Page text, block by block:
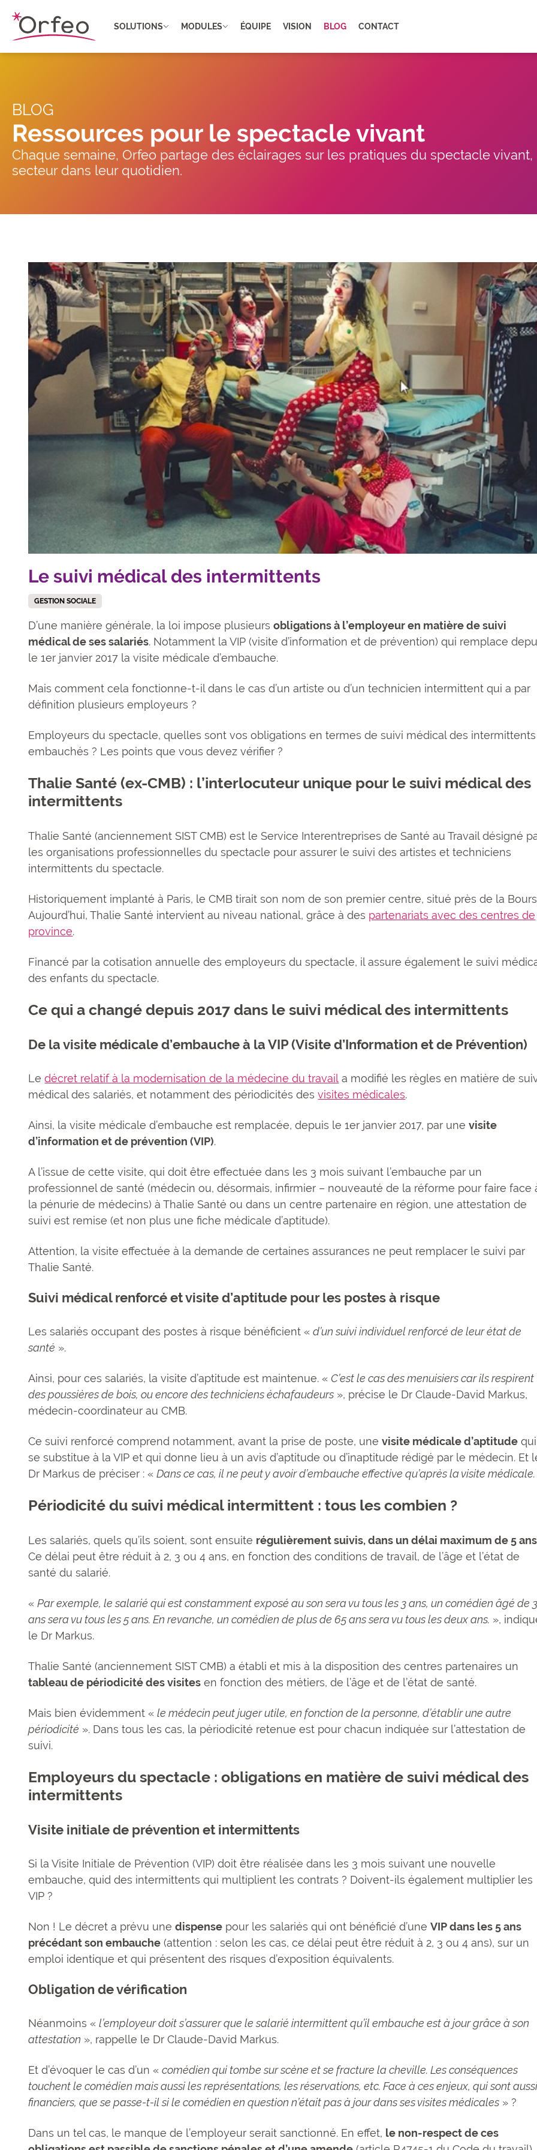
SOLUTIONS MODULES ÉQUIPE VISION BLOG CONTACT
BLOG
Ressources pour le spectacle vivant
Chaque semaine, Orfeo partage des éclairages sur les pratiques du spectacle
secteur dans leur quotidien.
Le suivi médical des intermittents
GESTION SOCIALE
D’une manière générale, la loi impose plusieursobligations à l’employeur en matière de suivi
médical de ses salariés. Notamment la VIP (visite d’information et de prévention) qui remplace
le 1er janvier 2017 la visite médicale d’embauche.
Mais comment cela fonctionne-t-il dans le cas d’un artiste ou d’un technicien intermittent qui a par
définition plusieurs employeurs ?
Employeurs du spectacle, quelles sont vos obligations en termes de suivi médical des intermittents
embauchés ? Les points que vous devez vérifier ?
Thalie Santé (ex-CMB) : l’interlocuteur unique pour le suivi médical des
intermittents
Thalie Santé (anciennement SIST CMB) est le Service Interentreprises de Santé au Travail désigné
les organisations professionnelles du spectacle pour assurer le suivi des artistes et techniciens
intermittents du spectacle.
Historiquement implanté à Paris, le CMB tirait son nom de son premier centre, situé près de la
Aujourd’hui, Thalie Santé intervient au niveau national, grâce à des partenariats avec des centres de
province.
Financé par la cotisation annuelle des employeurs du spectacle, il assure également le suivi
des enfants du spectacle.
Ce qui a changé depuis 2017 dans le suivi médical des intermittents
De la visite médicale d’embauche à la VIP (Visite d’Information et de Prévention)
Ledécret relatif à la modernisation de la médecine du travail a modifié les règles en matière de
médical des salariés, et notamment des périodicités desvisites médicales.
Ainsi, la visite médicale d’embauche est remplacée, depuis le 1er janvier 2017, par unevisite
d’information et de prévention (VIP).
A l’issue de cette visite, qui doit être effectuée dans les 3 mois suivant l’embauche par un
professionnel de santé (médecin ou, désormais, infirmier – nouveauté de la réforme pour faire face
la pénurie de médecins) à Thalie Santé ou dans un centre partenaire en région, une attestation de
suivi est remise (et non plus une fiche médicale d’aptitude).
Attention, la visite effectuée à la demande de certaines assurances ne peut remplacer le suivi par
Thalie Santé.
Suivi médical renforcé et visite d’aptitude pour les postes à risque
Les salariés occupant des postes à risque bénéficient «d’un suivi individuel renforcé de leur état de
santé ».
Ainsi, pour ces salariés, la visite d’aptitude est maintenue. «C’est le cas des menuisiers car ils respirent
des poussières de bois, ou encore des techniciens échafaudeurs », précise le Dr Claude-David Markus,
médecin-coordinateur au CMB.
Ce suivi renforcé comprend notamment, avant la prise de poste, unevisite médicale d’aptitude qui
se substitue à la VIP et qui donne lieu à un avis d’aptitude ou d’inaptitude rédigé par le médecin. Et
Dr Markus de préciser : «Dans ce cas, il ne peut y avoir d’embauche effective qu’après la visite médicale.
Périodicité du suivi médical intermittent : tous les combien ?
Les salariés, quels qu’ils soient, sont ensuite régulièrement suivis, dans un délai maximum de 5 ans
Ce délai peut être réduit à 2, 3 ou 4 ans, en fonction des conditions de travail, de l’âge et l’état de
santé du salarié.
«Par exemple, le salarié qui est constamment exposé au son sera vu tous les 3 ans, un comédien âgé de
ans sera vu tous les 5 ans. En revanche, un comédien de plus de 65 ans sera vu tous les deux ans. »,
le Dr Markus.
Thalie Santé (anciennement SIST CMB) a établi et mis à la disposition des centres partenaires un
tableau de périodicité des visites en fonction des métiers, de l’âge et de l’état de santé.
Mais bien évidemment «le médecin peut juger utile, en fonction de la personne, d’établir une autre
périodicité ». Dans tous les cas, la périodicité retenue est pour chacun indiquée sur l’attestation de
suivi.
Employeurs du spectacle : obligations en matière de suivi médical des
intermittents
Visite initiale de prévention et intermittents
Si la Visite Initiale de Prévention (VIP) doit être réalisée dans les 3 mois suivant une nouvelle
embauche, quid des intermittents qui multiplient les contrats ? Doivent-ils également multiplier les
VIP ?
Non ! Le décret a prévu unedispense pour les salariés qui ont bénéficié d’uneVIP dans les 5 ans
précédant son embauche (attention : selon les cas, ce délai peut être réduit à 2, 3 ou 4 ans), sur un
emploi identique et qui présentent des risques d’exposition équivalents.
Obligation de vérification
Néanmoins «l’employeur doit s’assurer que le salarié intermittent qu’il embauche est à jour grâce à son
attestation », rappelle le Dr Claude-David Markus.
Et d’évoquer le cas d’un «comédien qui tombe sur scène et se fracture la cheville. Les conséquences
touchent le comédien mais aussi les représentations, les réservations, etc. Face à ces enjeux, qui sont
financiers, que se passe-t-il si le comédien en question n’était pas à jour dans ses visites médicales » ?
Dans un tel cas, le manque de l’employeur serait sanctionné. En effet, le non-respect de ces